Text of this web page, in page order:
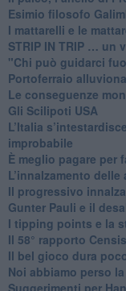
Esimio filosofo
​I mattarelli e le
​STRIP IN TRIP … un
"Chi può guidarci
​Portoferraio
Le conseguenze
​Gli Scilipoti USA
L’Italia
improbabile
È meglio pagare per
​L’innalzamento
​Il progressivo
​Gunter Pauli e il
I tipping points e la
​Il 58° rapporto
​Il bel gioco dura
Noi abbiamo perso
Suggerimenti per